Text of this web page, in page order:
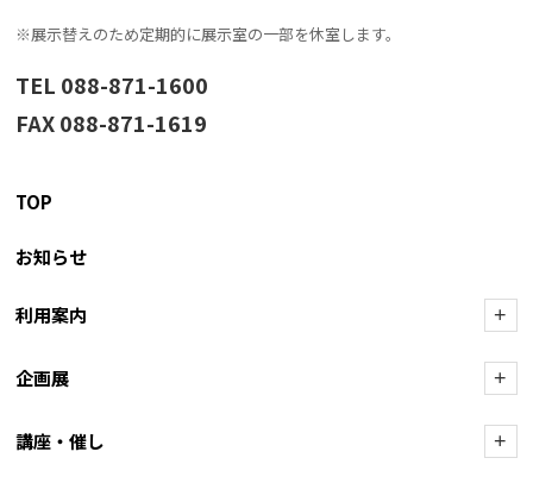
※展示替えのため定期的に展示室の一部を休室します。
TEL 088-871-1600
FAX 088-871-1619
TOP
お知らせ
利用案内 +
企画展 +
講座・催し +